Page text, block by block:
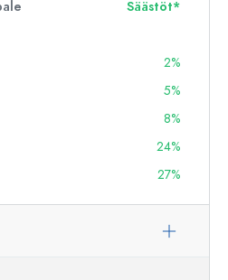
Säästöt*
2%
5%
8%
24%
27%